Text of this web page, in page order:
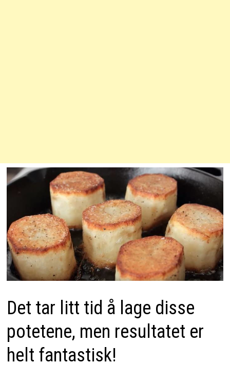
Det tar litt tid å lage disse
potetene, men resultatet er
helt fantastisk!